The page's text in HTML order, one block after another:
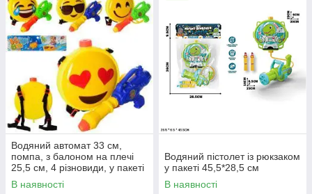
Водяний автомат 33 см,
помпа, з балоном на плечі
25,5 см, 4 різновиди, у пакеті
30-47-6 см
В наявності
Водяний пістолет із рюкзаком
у пакеті 45,5*28,5 см
В наявності